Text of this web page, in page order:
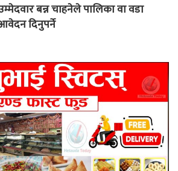
बन्न चाहनेले पालिका वा वडा
दिनुपर्ने